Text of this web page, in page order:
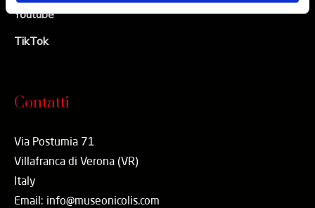
Youtube
TikTok
Contatti
Via Postumia 71
Villafranca di Verona (VR)
Italy
Email: info@museonicolis.com